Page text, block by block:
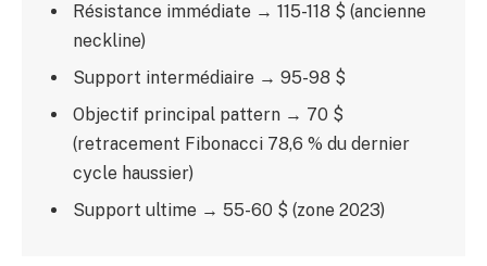
Résistance immédiate → 115-118 $ (ancienne
neckline)
Support intermédiaire → 95-98 $
Objectif principal pattern → 70 $
(retracement Fibonacci 78,6 % du dernier
cycle haussier)
Support ultime → 55-60 $ (zone 2023)